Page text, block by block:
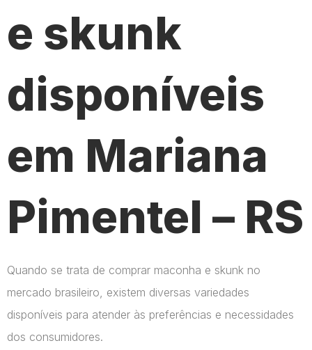
e skunk
disponíveis
em Mariana
Pimentel – RS
Quando se trata de comprar maconha e skunk no
mercado brasileiro, existem diversas variedades
disponíveis para atender às preferências e necessidades
dos consumidores.